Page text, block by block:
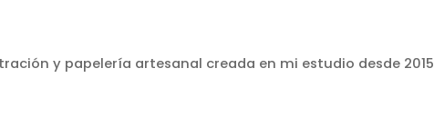
y papelería artesanal creada en mi estudio desde 2015